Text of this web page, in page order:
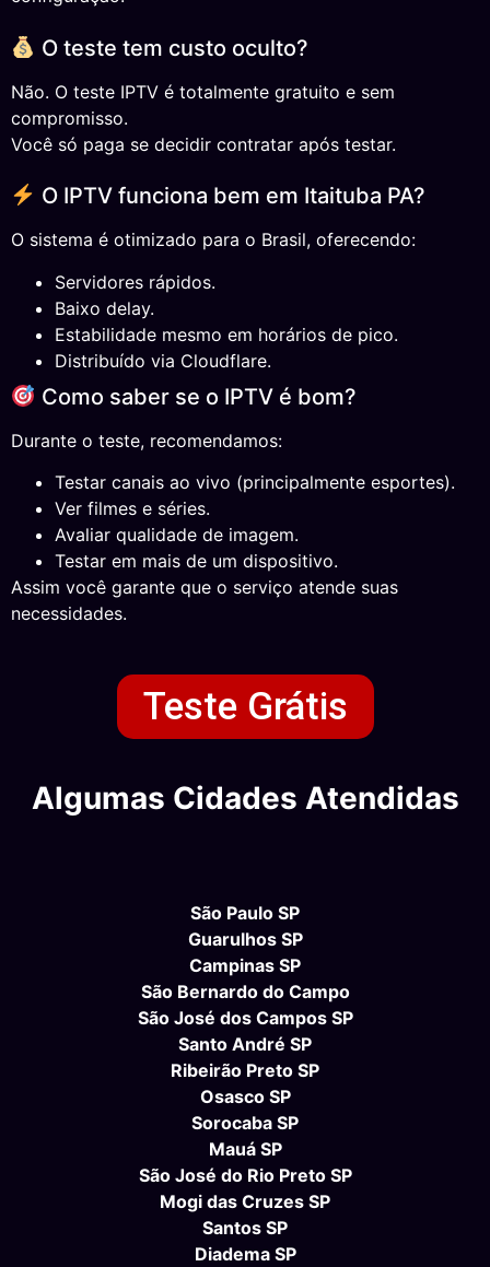
O teste tem custo oculto?
Não. O teste IPTV é totalmente gratuito e sem
compromisso.
Você só paga se decidir contratar após testar.
O IPTV funciona bem em Itaituba PA?
O sistema é otimizado para o Brasil, oferecendo:
Servidores rápidos.
Baixo delay.
Estabilidade mesmo em horários de pico.
Distribuído via Cloudflare.
Como saber se o IPTV é bom?
Durante o teste, recomendamos:
Testar canais ao vivo (principalmente esportes).
Ver filmes e séries.
Avaliar qualidade de imagem.
Testar em mais de um dispositivo.
Assim você garante que o serviço atende suas
necessidades.
Teste Grátis
Algumas Cidades Atendidas
São Paulo SP
Guarulhos SP
Campinas SP
São Bernardo do Campo
São José dos Campos SP
Santo André SP
Ribeirão Preto SP
Osasco SP
Sorocaba SP
Mauá SP
São José do Rio Preto SP
Mogi das Cruzes SP
Santos SP
Diadema SP